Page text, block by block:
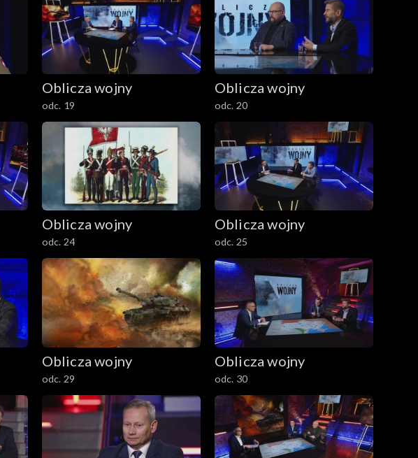
Oblicza wojny
odc. 19
Oblicza wojny
odc. 20
Oblicza wojny
odc. 24
Oblicza wojny
odc. 25
Oblicza wojny
odc. 29
Oblicza wojny
odc. 30